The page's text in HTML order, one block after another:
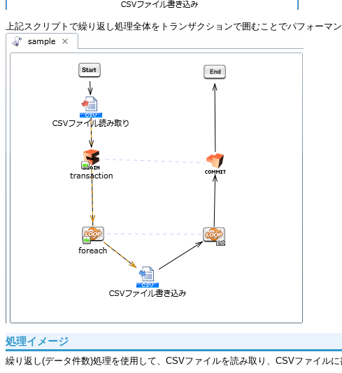
上記スクリプトで繰り返し処理全体をトランザクションで囲むことでパフォーマ
処理イメージ
繰り返し(データ件数)処理を使用して、CSVファイルを読み取り、CSVファイル